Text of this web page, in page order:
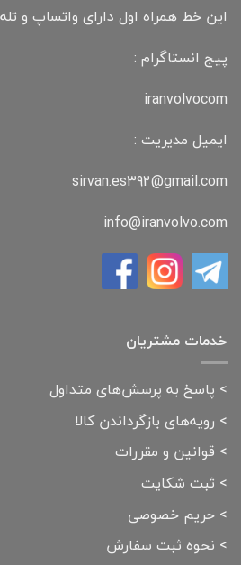
این خط همراه اول دارای واتساپ و
پیج انستاگرام :
iranvolvocom
ایمیل مدیریت :
sirvan.es392@gmail.com
info@iranvolvo.com
خدمات مشتریان
> پاسخ به پرسش‌های متداول
> رویه‌های بازگرداندن کالا
> قوانین و مقررات
> ثبت شکایت
> حریم خصوصی
> نحوه ثبت سفارش